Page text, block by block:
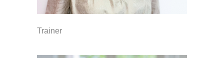
Trainer